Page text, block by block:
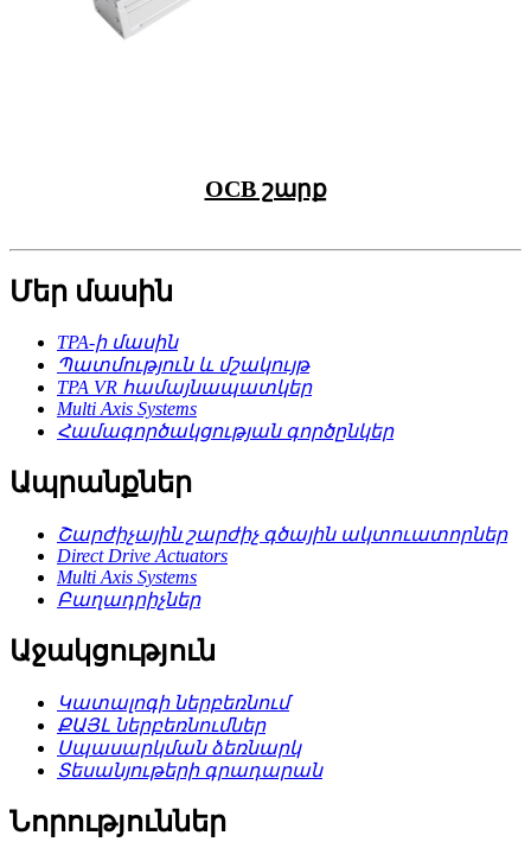
OCB շարք
Մեր մասին
TPA-ի մասին
Պատմություն և մշակույթ
TPA VR համայնապատկեր
Multi Axis Systems
Համագործակցության գործընկեր
Ապրանքներ
Շարժիչային շարժիչ գծային ակտուատորներ
Direct Drive Actuators
Multi Axis Systems
Բաղադրիչներ
Աջակցություն
Կատալոգի ներբեռնում
ՔԱՅԼ ներբեռնումներ
Սպասարկման ձեռնարկ
Տեսանյութերի գրադարան
Նորություններ